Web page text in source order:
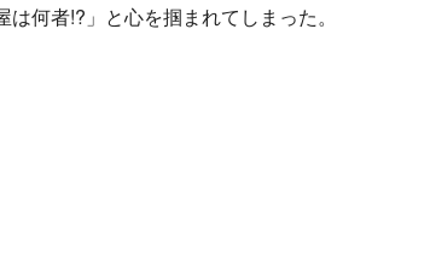
何者!?」と心を掴まれてしまった。